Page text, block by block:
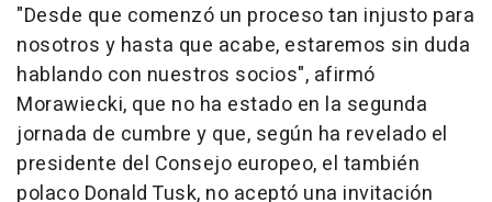
"Desde que comenzó un proceso tan injusto para
nosotros y hasta que acabe, estaremos sin duda
hablando con nuestros socios", afirmó
Morawiecki, que no ha estado en la segunda
jornada de cumbre y que, según ha revelado el
presidente del Consejo europeo, el también
polaco Donald Tusk, no aceptó una invitación